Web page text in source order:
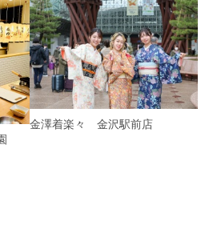
金澤着楽々 金沢駅前店
N
e
x
t